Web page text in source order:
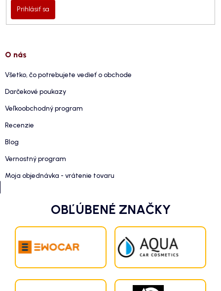
Prihlásiť sa
O nás
Všetko, čo potrebujete vedieť o obchode
Darčekové poukazy
Veľkoobchodný program
Recenzie
Blog
Vernostný program
Moja objednávka - vrátenie tovaru
OBĽÚBENÉ ZNAČKY